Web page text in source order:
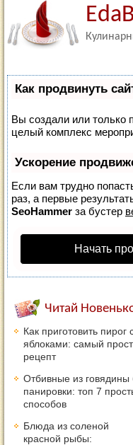
Как продвинуть
Вы создали или только
целый комплекс
Ускорение
Если вам трудно
раз, а первые
SeoHammer за бустер
Начать
Читай
Как приготовить пирог
яблоками: самый
рецепт
Отбивные из говядины
панировки: топ 7
способов
Блюда из соленой
красной рыбы: